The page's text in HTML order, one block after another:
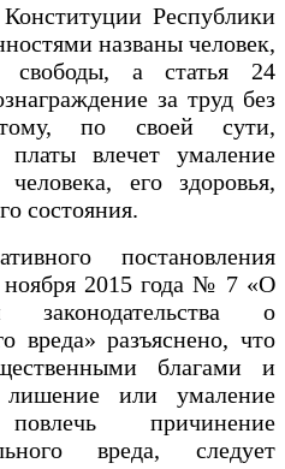
Республики
названы человек,
а статья 24
за труд без
по своей сути,
платы влечет умаление
его здоровья,
состояния.
постановления
ноября 2015 года № 7 «О
законодательства о
вреда» разъяснено, что
благами и
или умаление
причинение
вреда, следует